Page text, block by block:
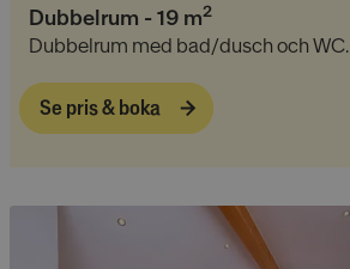
Dubbelrum -19 m2
Dubbelrum med bad/dusch och WC.
Se pris & boka